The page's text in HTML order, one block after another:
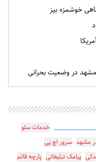
خوشمزه بپز
در وضعیت بحرانی
خدمات سئو
مشهد سرور اچ پی
پیامک تبلیغاتی پارچه قائم